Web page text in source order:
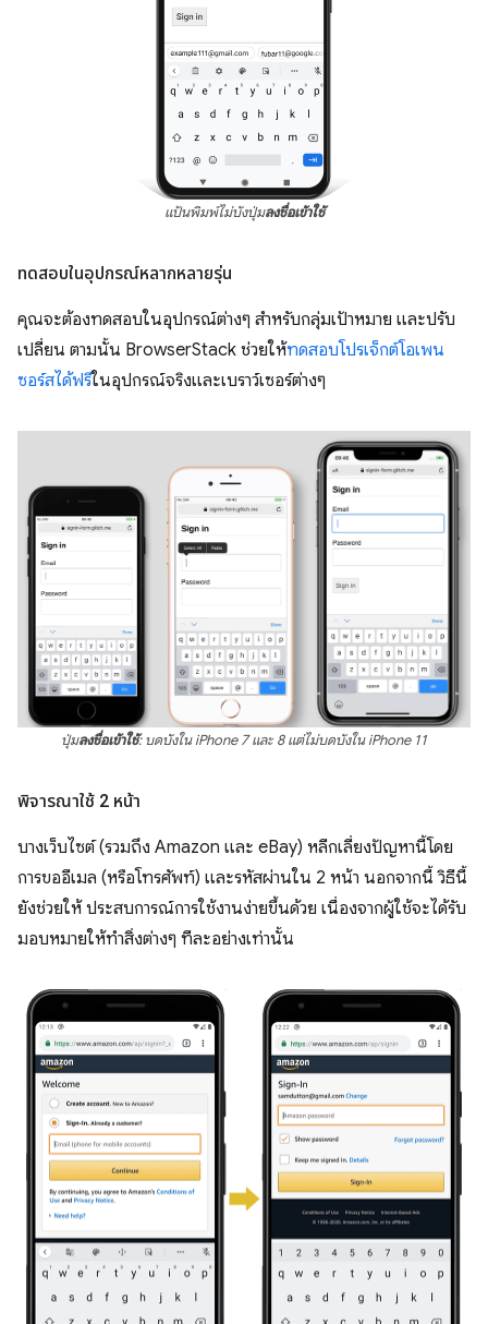
แป้นพิมพ์ไม่บังปุ่มลงชื่อเข้าใช้
ทดสอบในอุปกรณ์หลากหลายรุ่น
คุณจะต้องทดสอบในอุปกรณ์ต่างๆ สำหรับกลุ่มเป้าหมาย และปรับ
เปลี่ยน ตามนั้น BrowserStack ช่วยให้ทดสอบโปรเจ็กต์โอเพน
ซอร์สได้ฟรีในอุปกรณ์จริงและเบราว์เซอร์ต่างๆ
ปุ่มลงชื่อเข้าใช้: บดบังใน iPhone 7 และ 8 แต่ไม่บดบังใน iPhone 11
พิจารณาใช้ 2 หน้า
บางเว็บไซต์ (รวมถึง Amazon และ eBay) หลีกเลี่ยงปัญหานี้โดย
การขออีเมล (หรือโทรศัพท์) และรหัสผ่านใน 2 หน้า นอกจากนี้ วิธีนี้
ยังช่วยให้ ประสบการณ์การใช้งานง่ายขึ้นด้วย เนื่องจากผู้ใช้จะได้รับ
มอบหมายให้ทำสิ่งต่างๆ ทีละอย่างเท่านั้น